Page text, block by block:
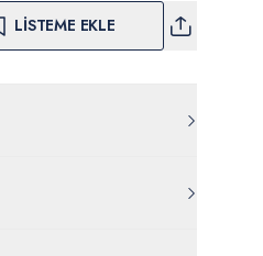
LISTEME EKLE